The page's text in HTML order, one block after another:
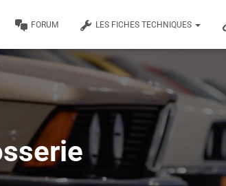
FORUM LES FICHES TECHNIQUES